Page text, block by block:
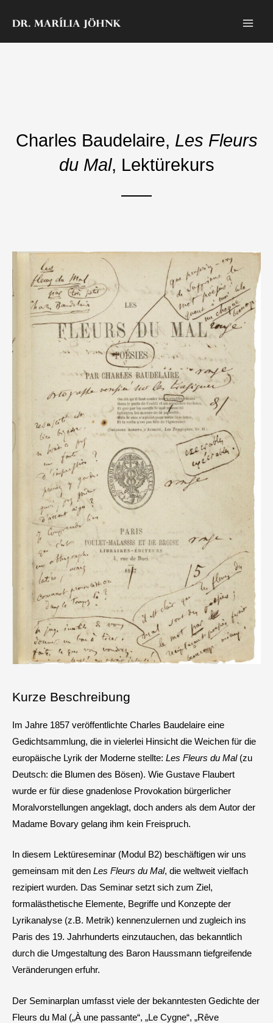
Inhalt
Charles Baudelaire, Les Fleurs
du Mal, Lektürekurs
Kurze Beschreibung
Im Jahre 1857 veröffentlichte Charles Baudelaire eine
Gedichtsammlung, die in vielerlei Hinsicht die Weichen für die
europäische Lyrik der Moderne stellte: Les Fleurs du Mal (zu
Deutsch: die Blumen des Bösen). Wie Gustave Flaubert
wurde er für diese gnadenlose Provokation bürgerlicher
Moralvorstellungen angeklagt, doch anders als dem Autor der
Madame Bovary gelang ihm kein Freispruch.
In diesem Lektüreseminar (Modul B2) beschäftigen wir uns
gemeinsam mit den Les Fleurs du Mal, die weltweit vielfach
rezipiert wurden. Das Seminar setzt sich zum Ziel,
formalästhetische Elemente, Begriffe und Konzepte der
Lyrikanalyse (z.B. Metrik) kennenzulernen und zugleich ins
Paris des 19. Jahrhunderts einzutauchen, das bekanntlich
durch die Umgestaltung des Baron Haussmann tiefgreifende
Veränderungen erfuhr.
Der Seminarplan umfasst viele der bekanntesten Gedichte der
Fleurs du Mal („À une passante“, „Le Cygne“, „Rêve